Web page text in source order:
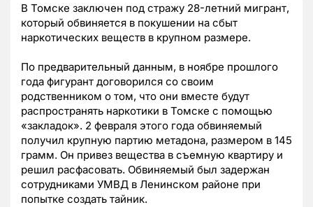
В Томске заключен под стражу 28-летний мигрант,
который обвиняется в покушении на сбыт
наркотических веществ в крупном размере.
По предварительный данным, в ноябре прошлого
года фигурант договорился со своим
родственником о том, что они вместе будут
распространять наркотики в Томске с помощью
«закладок». 2 февраля этого года обвиняемый
получил крупную партию метадона, размером в 145
грамм. Он привез вещества в съемную квартиру и
решил расфасовать. Обвиняемый был задержан
сотрудниками УМВД в Ленинском районе при
попытке создать тайник.